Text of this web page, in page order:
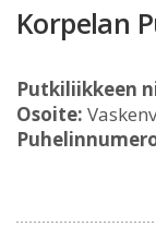
Korpelan
Putkiliikkeen
Osoite: